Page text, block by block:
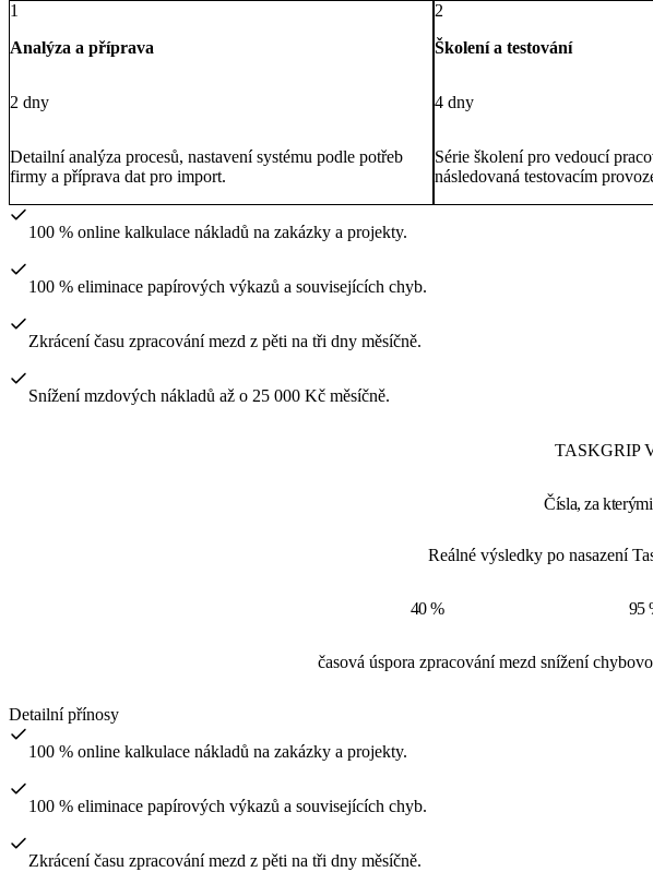
1
Analýza a příprava
2 dny
Detailní analýza procesů, nastavení systému podle potřeb
firmy a příprava dat pro import.
2
Školení a testování
4 dny
Série školení pro vedoucí
následovaná testovacím
100 % online kalkulace nákladů na zakázky a projekty.
100 % eliminace papírových výkazů a souvisejících chyb.
Zkrácení času zpracování mezd z pěti na tři dny měsíčně.
Snížení mzdových nákladů až o 25 000 Kč měsíčně.
TASKGRIP
Čísla, za
Reálné výsledky po nasazení
40 %
časová úspora zpracování mezd
95
snížení
Detailní přínosy
100 % online kalkulace nákladů na zakázky a projekty.
100 % eliminace papírových výkazů a souvisejících chyb.
Zkrácení času zpracování mezd z pěti na tři dny měsíčně.